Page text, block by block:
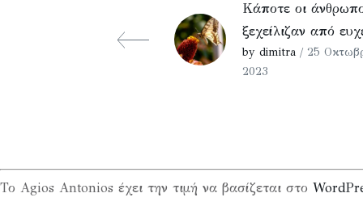
Κάποτε οι
ξεχείλιζαν από
by dimitra / 25
2023
Το Agios Antonios έχει την τιμή να βασίζεται στο